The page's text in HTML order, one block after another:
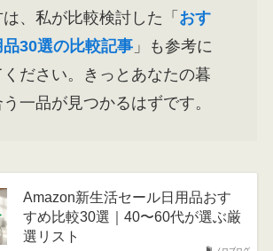
、私が比較検討した「 おす
30選の比較記事」も参考に
ください。きっとあなたの暮
一品が見つかるはずです。
Amazon新生活セール日用品おす
すめ比較30選｜40〜60代が選ぶ厳
選リスト